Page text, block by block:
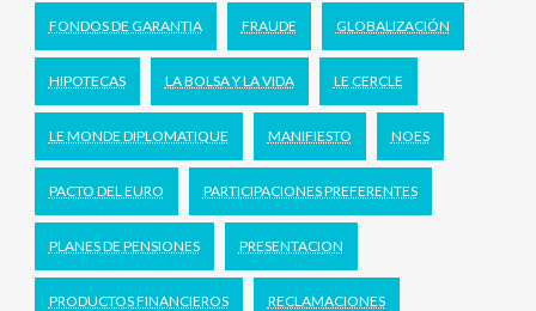
FONDOS DE GARANTIA FRAUDE GLOBALIZACIÓN
HIPOTECAS LA BOLSA Y LA VIDA LE CERCLE
LE MONDE DIPLOMATIQUE MANIFIESTO NOES
PACTO DEL EURO PARTICIPACIONES PREFERENTES
PLANES DE PENSIONES PRESENTACION
PRODUCTOS FINANCIEROS RECLAMACIONES